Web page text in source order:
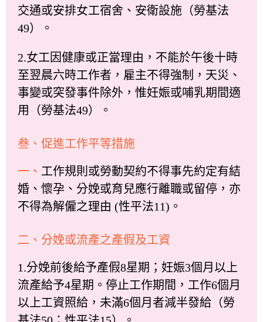
交通或安排女工宿舍、安衛設施（勞基法
49）。
2.女工因健康或正當理由，不能於午後十時
至翌晨六時工作者，雇主不得強制，天災、
事變或突發事件除外，惟妊娠或哺乳期間適
用（勞基法49）。
叁、促進工作平等措施
一、 工作規則或勞動契約不得事先約定有結
婚、懷孕、分娩或育兒應行離職或留停，亦
不得為解僱之理由 (性平法11)。
二、分娩或流產之產假及工資
1.分娩前後給予產假8星期；妊娠3個月以上
流產給予4星期。停止工作期間，工作6個月
以上工資照給，未滿6個月者減半發給（勞